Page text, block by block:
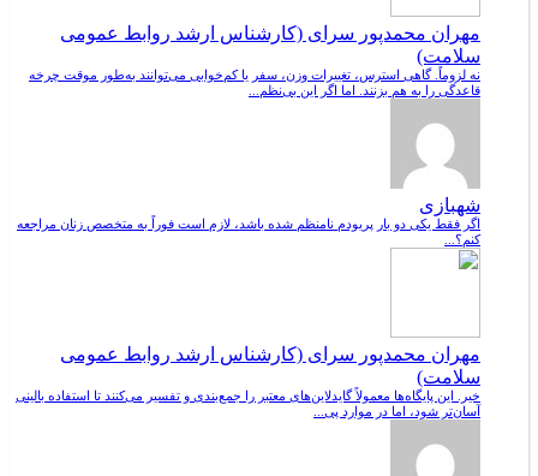
مهران محمدپور سرای (کارشناس ارشد روابط عمومی
سلامت)
نه لزوماً. گاهی استرس، تغییرات وزن، سفر یا کم‌خوابی می‌توانند به‌طور موقت چرخه
قاعدگی را به هم بزنند. اما اگر این بی‌نظم...
شهبازی
اگر فقط یکی دو بار پریودم نامنظم شده باشد، لازم است فوراً به متخصص زنان مراجعه
کنم؟...
مهران محمدپور سرای (کارشناس ارشد روابط عمومی
سلامت)
خیر. این پایگاه‌ها معمولاً گایدلاین‌های معتبر را جمع‌بندی و تفسیر می‌کنند تا استفاده بالینی
آسان‌تر شود، اما در موارد پی...